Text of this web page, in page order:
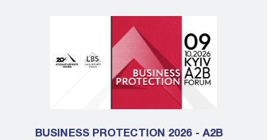
BUSINESS PROTECTION 2026 - A2B